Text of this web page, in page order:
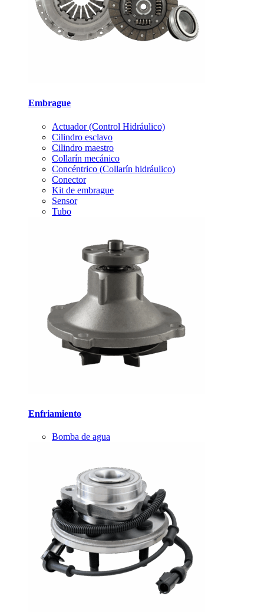
Embrague
Actuador (Control Hidráulico)
Cilindro esclavo
Cilindro maestro
Collarín mecánico
Concéntrico (Collarín hidráulico)
Conector
Kit de embrague
Sensor
Tubo
Enfriamiento
Bomba de agua